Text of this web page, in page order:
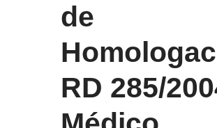
de
RD 285/